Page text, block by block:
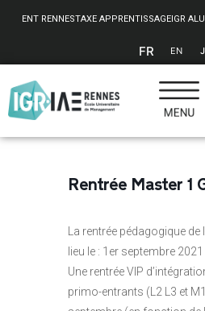
ENT RENNESTAXE APPRENTISSAGEIGR
FR EN
Rentrée Master 1
La rentrée pédagogique
lieu le : 1er septembre 2021
Une rentrée VIP
primo-entrants (L2 L3 et